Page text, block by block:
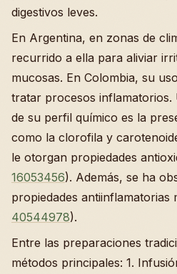
digestivos leves.
En Argentina, en zonas de
recurrido a ella para aliviar
mucosas. En Colombia, su
tratar procesos inflamatorios.
de su perfil químico es la
como la clorofila y
le otorgan propiedades
16053456). Además, se ha
propiedades antiinflamatorias
40544978).
Entre las preparaciones
métodos principales: 1.